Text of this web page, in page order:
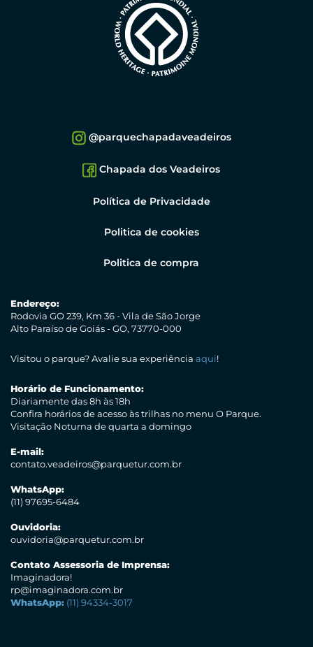
@parquechapadaveadeiros
Chapada dos Veadeiros
Política de Privacidade
Politica de cookies
Politica de compra
Endereço:
Rodovia GO 239, Km 36 - Vila de São Jorge
Alto Paraíso de Goiás - GO, 73770-000
Visitou o parque? Avalie sua experiência aqui!
Horário de Funcionamento:
Diariamente das 8h às 18h
Confira horários de acesso às trilhas no menu O Parque.
Visitação Noturna de quarta a domingo
E-mail:
contato.veadeiros@parquetur.com.br
WhatsApp:
(11) 97695-6484
Ouvidoria:
ouvidoria@parquetur.com.br
Contato Assessoria de Imprensa:
Imaginadora!
rp@imaginadora.com.br
WhatsApp: (11) 94334-3017